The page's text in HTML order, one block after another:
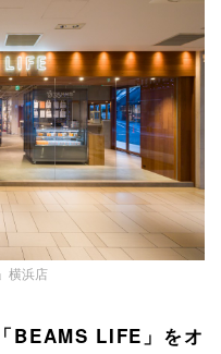
横浜店
BEAMS LIFE」をオ